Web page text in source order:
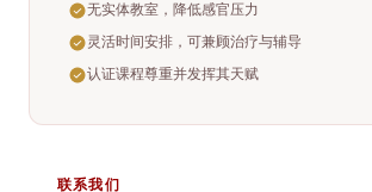
无实体教室，降低感官压力
灵活时间安排，可兼顾治疗与辅导
认证课程尊重并发挥其天赋
联系我们